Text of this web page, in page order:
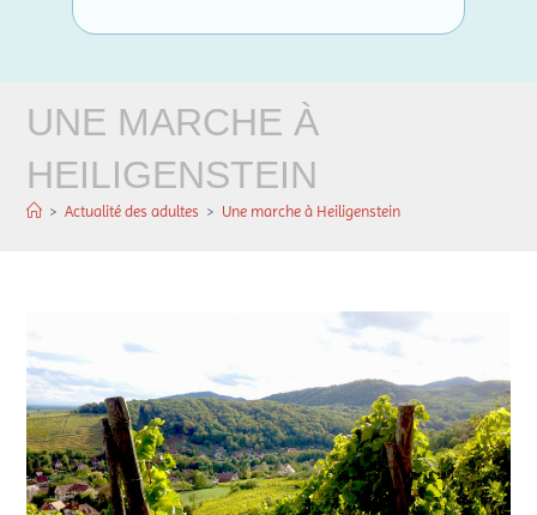
UNE MARCHE À
HEILIGENSTEIN
> Actualité des adultes > Une marche à Heiligenstein